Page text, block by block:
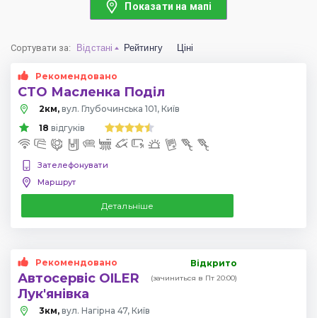
Показати на мапі
Сортувати за: Відстані Рейтингу Ціні
Рекомендовано
СТО Масленка Поділ
2км, вул. Глубочинська 101, Київ
18 відгуків
Зателефонувати
Маршрут
Детальніше
Рекомендовано
Автосервіс OILER
Лук'янівка
Відкрито
(зачиниться в Пт 20:00)
3км, вул. Нагірна 47, Київ